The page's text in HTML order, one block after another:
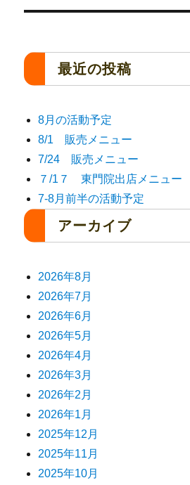
最近の投稿
8月の活動予定
8/1 販売メニュー
7/24 販売メニュー
７/1７ 東門院出店メニュー
7-8月前半の活動予定
アーカイブ
2026年8月
2026年7月
2026年6月
2026年5月
2026年4月
2026年3月
2026年2月
2026年1月
2025年12月
2025年11月
2025年10月